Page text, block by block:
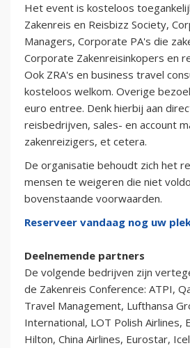
H et event is kosteloos
Zakenreis en Reisbizz Society,
Managers, Corporate PA's die
Corporate Zakenreisinkopers en
Ook ZRA's en business travel
kosteloos welkom. Overige
euro entree. Denk hierbij aan
reisbedrijven, sales- en account
zakenreizigers, et cetera.
De organisatie behoudt zich het
mensen te weigeren die niet
bovenstaande voorwaarden.
Reserveer vandaag nog uw
Deelnemende partners
De volgende bedrijven zijn
de Zakenreis Conference: ATPI,
Travel Management, Lufthansa
International, LOT Polish Airlines,
Hilton, China Airlines, Eurostar,